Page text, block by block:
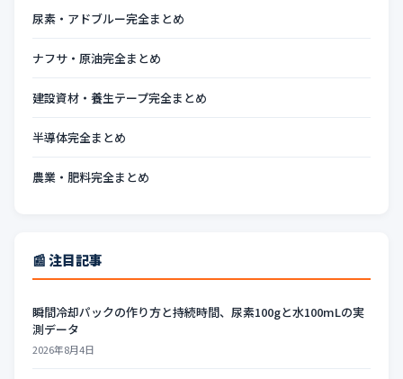
尿素・アドブルー完全まとめ
ナフサ・原油完全まとめ
建設資材・養生テープ完全まとめ
半導体完全まとめ
農業・肥料完全まとめ
📰 注目記事
瞬間冷却パックの作り方と持続時間、尿素100gと水100mLの実
測データ
2026年8月4日